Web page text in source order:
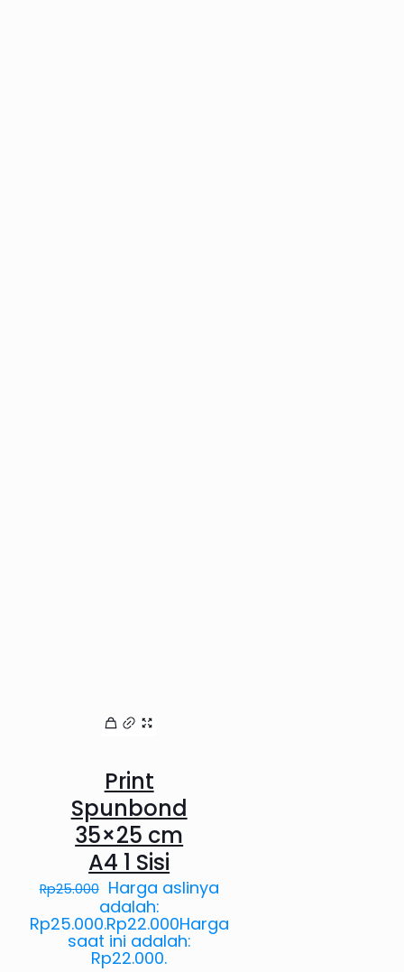
Print
Spunbond
35×25 cm
A4 1 Sisi
Rp25.000 Harga aslinya
adalah:
Rp25.000.Rp22.000Harga
saat ini adalah:
Rp22.000.